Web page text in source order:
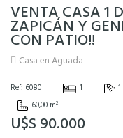
VENTA CASA 1
ZAPICÁN Y
CON PATIO!!
Casa en Aguada
Ref: 6080 1 1
60,00 m²
U$S 90.000